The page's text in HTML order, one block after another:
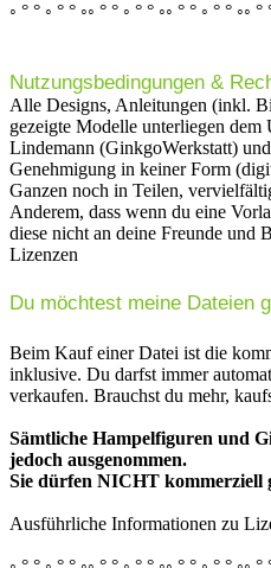
◦ ° ° ◦ ° ° ◦◦ ° ° ◦ ° ° ◦◦ ° ° ◦ ° ° ◦◦
Nutzungsbedingungen &
Alle Designs, Anleitungen (inkl.
gezeigte Modelle unterliegen dem
Lindemann (GinkgoWerkstatt)
Genehmigung in keiner Form
Ganzen noch in Teilen,
Anderem, dass wenn du eine
diese nicht an deine Freunde und
Lizenzen
Du möchtest meine Dateien
Beim Kauf einer Datei ist die
inklusive. Du darfst immer
verkaufen. Brauchst du mehr,
Sämtliche Hampelfiguren und
jedoch ausgenommen.
Sie dürfen NICHT kommerziell
Ausführliche Informationen zu